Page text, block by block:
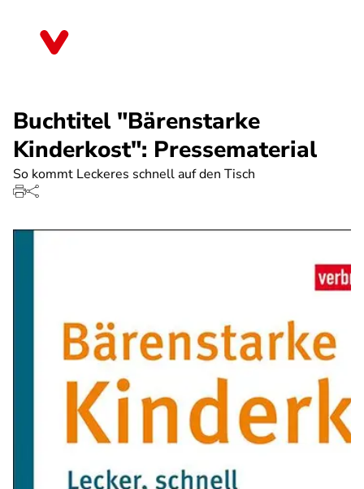
Buchtitel "Bärenstarke
Kinderkost": Pressematerial
So kommt Leckeres schnell auf den Tisch